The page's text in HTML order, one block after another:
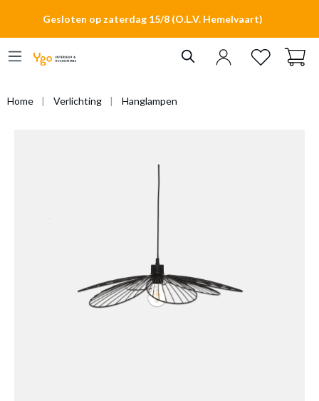
Gesloten op zaterdag 15/8 (O.L.V. Hemelvaart)
Home Verlichting Hanglampen